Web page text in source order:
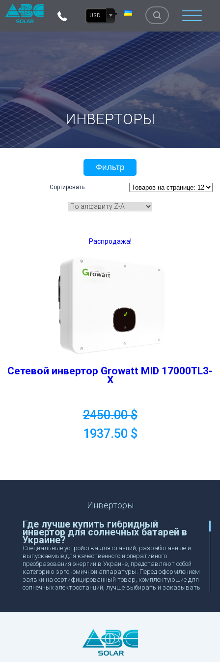
USD
ИНВЕРТОРЫ
Фильтр
Сортировать
Распродажа!
Сетевой инвертор Growatt MID 17000TL3-
X
2450.00$
1937.50 $
Инверторы
Где лучше купить гибридный
инвертор для солнечных батарей в
Украине?
Специальные устройства для станций, разработанные и
выпускаемые для качественного и оперативного
преобразования энергии в Украине, представляют собой
категорию эргономичной аппаратуры. Перед оформлением
заявки на сертифицированный товар, комплектующие для
солнечных электростанций, лучше выбирать и заказывать
инвертор с ориентиром на предложенный ассортимент
Как правильно выбрать
универсальный инвертор: купить
гибридную модель для комплектации
солнечных панелей и батарей?